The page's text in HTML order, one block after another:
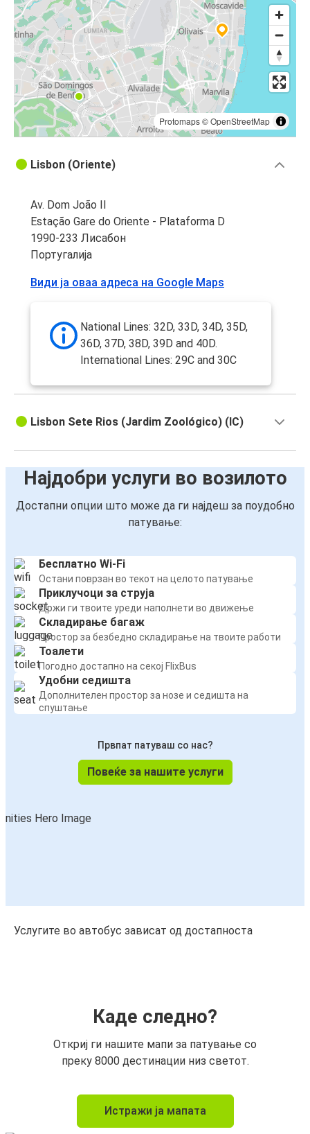
Protomaps©OpenStreetMap
Lisbon (Oriente)
Av. Dom João II
Estação Gare do Oriente - Plataforma D
1990-233 Лисабон
Португалија
Види ја оваа адреса на Google Maps
National Lines: 32D, 33D, 34D, 35D,
36D, 37D, 38D, 39D and 40D.
International Lines: 29C and 30C
Lisbon Sete Rios (Jardim Zoológico) (IC)
Најдобри услуги во возилото
Достапни опции што може да ги најдеш за поудобно
патување:
Бесплатно Wi-Fi
Остани поврзан во текот на целото патување
Приклучоци за струја
Држи ги твоите уреди наполнети во движење
Складирање багаж
Простор за безбедно складирање на твоите работи
Тоалети
Погодно достапно на секој FlixBus
Удобни седишта
Дополнителен простор за нозе и седишта на
спуштање
Првпат патуваш со нас?
Повеќе за нашите услуги
Услугите во автобус зависат од достапноста
Каде следно?
Откриј ги нашите мапи за патување со
преку 8000 дестинации низ светот.
Истражи ја мапата